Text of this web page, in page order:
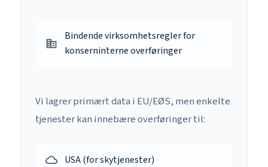
corporate_fare
Bindende virksomhetsregler for
konserninterne overføringer
Vi lagrer primært data i EU/EØS, men enkelte
tjenester kan innebære overføringer til:
cloud_queue USA (for skytjenester)